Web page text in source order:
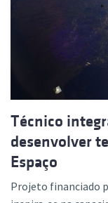
Técnico
desenvolver
Espaço
Projeto financiado